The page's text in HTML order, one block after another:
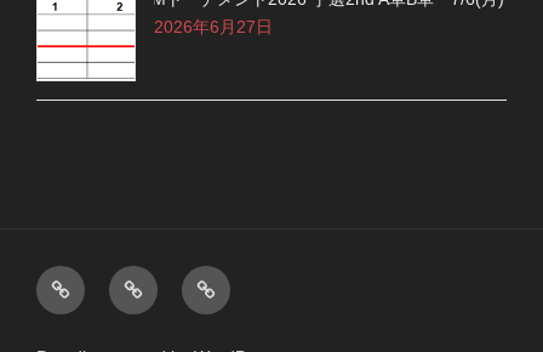
2026年6月27日
M
リ
M
リ
ChatGPT